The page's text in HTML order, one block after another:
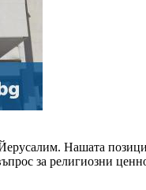
Нашата
за религиозни